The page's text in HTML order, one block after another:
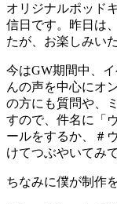
オリジナルポッド
信日です。昨日は
たが、お楽しみい
今はGW期間中、
んの声を中心にオ
の方にも質問や、
すので、件名に「
ールをするか、＃
けてつぶやいてみ
ちなみに僕が制作